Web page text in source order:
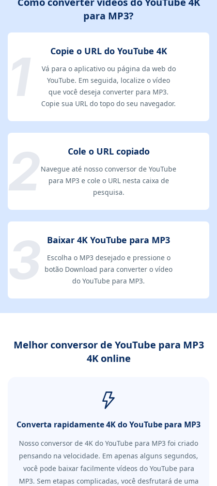
para MP3?
Copie o URL do YouTube 4K
Vá para o aplicativo ou página da web do
YouTube. Em seguida, localize o vídeo
que você deseja converter para MP3.
Copie sua URL do topo do seu navegador.
Cole o URL copiado
Navegue até nosso conversor de YouTube
para MP3 e cole o URL nesta caixa de
pesquisa.
Baixar 4K YouTube para MP3
Escolha o MP3 desejado e pressione o
botão Download para converter o vídeo
do YouTube para MP3.
Melhor conversor de YouTube para MP3
4K online
Converta rapidamente 4K do YouTube para MP3
Nosso conversor de 4K do YouTube para MP3 foi criado
pensando na velocidade. Em apenas alguns segundos,
você pode baixar facilmente vídeos do YouTube para
MP3. Sem etapas complicadas, você desfrutará de uma